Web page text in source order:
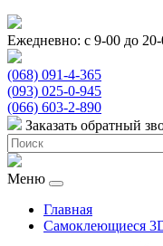
Ежедневно: с 9-00 до
(068) 091-4-365
(093) 025-0-945
(066) 603-2-890
Заказать обратный
Меню
Главная
Самоклеющиеся